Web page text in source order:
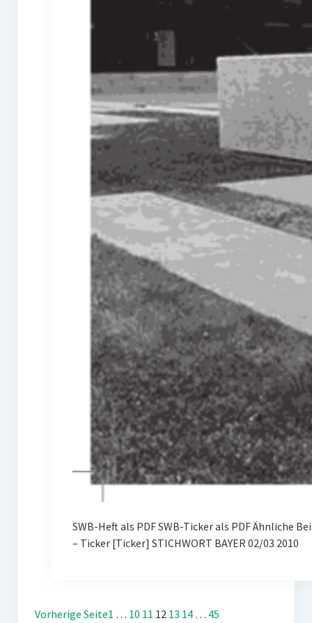
SWB-Heft als PDF SWB-Ticker als PDF Ähnliche
– Ticker [Ticker] STICHWORT BAYER 02/03 2010
Vorherige Seite1 … 10 11 12 13 14 … 45